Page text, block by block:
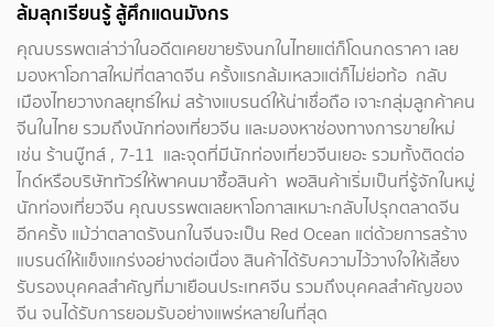
ล้มลุกเรียนรู้ สู้ศึกแดนมังกร
คุณบรรพตเล่าว่าในอดีตเคยขายรังนกในไทยแต่ก็โดนกดราคา เลย
มองหาโอกาสใหม่ที่ตลาดจีน ครั้งแรกล้มเหลวแต่ก็ไม่ย่อท้อ กลับ
เมืองไทยวางกลยุทธ์ใหม่ สร้างแบรนด์ให้น่าเชื่อถือ เจาะกลุ่มลูกค้าคน
จีนในไทย รวมถึงนักท่องเที่ยวจีน และมองหาช่องทางการขายใหม่
เช่น ร้านบู๊ทส์ , 7-11 และจุดที่มีนักท่องเที่ยวจีนเยอะ รวมทั้งติดต่อ
ไกด์หรือบริษัททัวร์ให้พาคนมาซื้อสินค้า พอสินค้าเริ่มเป็นที่รู้จักในหมู่
นักท่องเที่ยวจีน คุณบรรพตเลยหาโอกาสเหมาะกลับไปรุกตลาดจีน
อีกครั้ง แม้ว่าตลาดรังนกในจีนจะเป็น Red Ocean แต่ด้วยการสร้าง
แบรนด์ให้แข็งแกร่งอย่างต่อเนื่อง สินค้าได้รับความไว้วางใจให้เลี้ยง
รับรองบุคคลสำคัญที่มาเยือนประเทศจีน รวมถึงบุคคลสำคัญของ
จีน จนได้รับการยอมรับอย่างแพร่หลายในที่สุด